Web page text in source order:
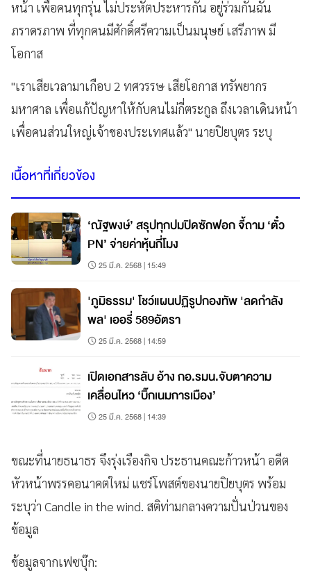
หน้า เพื่อคนทุกรุ่น ไม่ประหัตประหารกัน อยู่ร่วมกันฉัน
ภราดรภาพ ที่ทุกคนมีศักดิ์ศรีความเป็นมนุษย์ เสรีภาพ มี
โอกาส
"เราเสียเวลามาเกือบ 2 ทศวรรษ เสียโอกาส ทรัพยากร
มหาศาล เพื่อแก้ปัญหาให้กับคนไม่กี่ตระกูล ถึงเวลาเดินหน้า
เพื่อคนส่วนใหญ่เจ้าของประเทศแล้ว" นายปิยบุตร ระบุ
เนื้อหาที่เกี่ยวข้อง
‘ณัฐพงษ์’ สรุปทุกปมปิดซักฟอก จี้ถาม ‘ตั๋ว
PN’ จ่ายค่าหุ้นกี่โมง
25 มี.ค. 2568 | 15:49
'ภูมิธรรม' โชว์แผนปฏิรูปกองทัพ 'ลดกำลัง
พล' เออรี่ 589อัตรา
25 มี.ค. 2568 | 14:59
เปิดเอกสารลับ อ้าง กอ.รมน.จับตาความ
เคลื่อนไหว ‘บิ๊กเนมการเมือง’
25 มี.ค. 2568 | 14:39
ขณะที่นายธนาธร จึงรุ่งเรืองกิจ ประธานคณะก้าวหน้า อดีต
หัวหน้าพรรคอนาคตใหม่ แชร์โพสต์ของนายปิยบุตร พร้อม
ระบุว่า Candle in the wind. สติท่ามกลางความปั่นป่วนของ
ข้อมูล
ข้อมูลจากเฟซบุ๊ก: